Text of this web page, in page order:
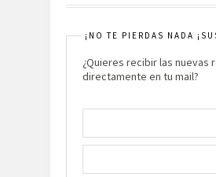
¡NO TE PIERDAS NADA
¿Quieres recibir las nuevas
directamente en tu mail?